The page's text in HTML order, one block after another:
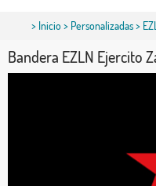
> Inicio> Personalizadas>
Bandera EZLN Ejercito